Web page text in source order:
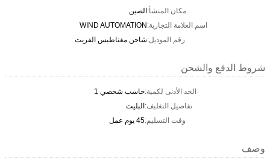
مكان المنشأ:الصين
اسم العلامة التجارية:WIND AUTOMATION
رقم الموديل:شاحن مغناطيس الفريت
شروط الدفع والشحن
الحد الأدنى لكمية:حاسب شخصي 1
تفاصيل التغليف:البليت
وقت التسليم:45 يوم عمل
وصف